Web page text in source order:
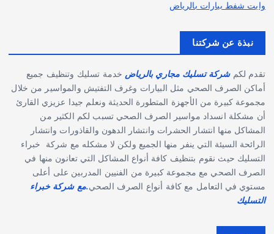
وايت شفط بيارات بالرياض
نبذة عن شركتنا
تقدم لكمشركة تسليك مجاري بالرياض خدمة تسليك وتنظيف جميع
أماكن الصرف الصحي مثل البيارات وغرف التفتيش والمواسير من خلال
مجموعة كبيرة من الأجهزة المتطورة الحديثة ونعلم جيدا عزيزي القارئ
أن مشكلة انسداد مواسير الصرف الصحي تسبب لكم الكثير من
المشاكل منها انتشار الحشرات وانتشار الدهون والقاذورات وانتشار
الرائحة السيئة التي ينفر منها الجميع ولكن لا مشكله مع شركة خبراء
التسليك حيث نقوم بتنظيف كافة أنواع المشاكل التي تعانون منها في
الصرف الصحي مع مجموعة كبيرة من الفنيين المدربين على أعلى
مستوي في التعامل مع كافة أنواع الصرف الصحي.مع شركة خبراء
التسليك